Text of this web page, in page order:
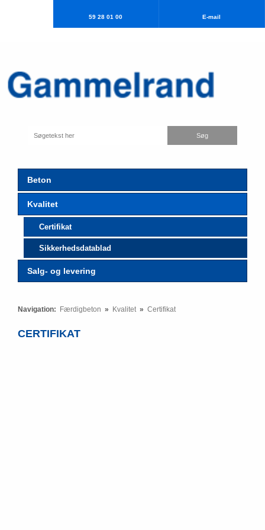
59 28 01 00 E-mail​
Beton
Kvalitet
Certifikat
Sikkerhedsdatablad
Salg- og levering
Navigation: Færdigbeton » Kvalitet » Certifikat
CERTIFIKAT